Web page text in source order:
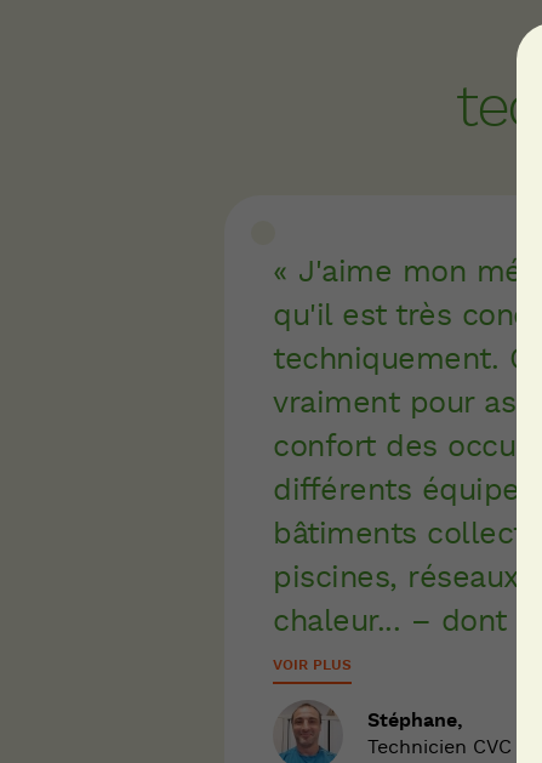
J'aime mon
qu'il est très
techniquement.
vraiment pour
confort des
différents
bâtiments
piscines, réseaux
chaleur... – dont
VOIR PLUS
Stéphane,
Technicien CVC